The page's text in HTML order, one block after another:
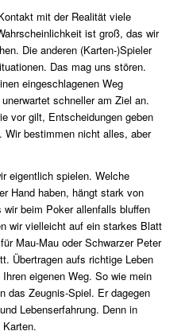
mit der Realität viele
ist groß, das wir
Die anderen (Karten-)Spieler
Das mag uns stören.
eingeschlagenen Weg
schneller am Ziel an.
vor gilt, Entscheidungen geben
Wir bestimmen nicht alles, aber
eigentlich spielen. Welche
Hand haben, hängt stark von
beim Poker allenfalls bluffen
wir vielleicht auf ein starkes Blatt
Mau-Mau oder Schwarzer Peter
Übertragen aufs richtige Leben
eigenen Weg. So wie mein
das Zeugnis-Spiel. Er dagegen
Lebenserfahrung. Denn in